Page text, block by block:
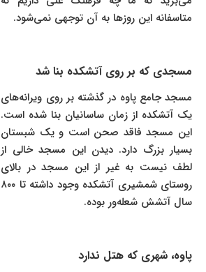
متاسفانه این روزها به آن توجهی نمی‌شود.
مسجدی که بر روی آتشکده بنا شد
مسجد جامع پاوه در گذشته بر روی ویرانه‌های
یک آتشکده از زمان ساسانیان بنا شده است.
این مسجد فاقد صحن است و یک شبستان
بسیار بزرگ دارد. دیدن این مسجد خالی از
لطف نیست به غیر از این مسجد در بالای
روستای شمشیری آتشکده وجود داشته تا ۸۰۰
سال آتشش شعله‌ور بوده.
پاوه، شهری که هتل ندارد